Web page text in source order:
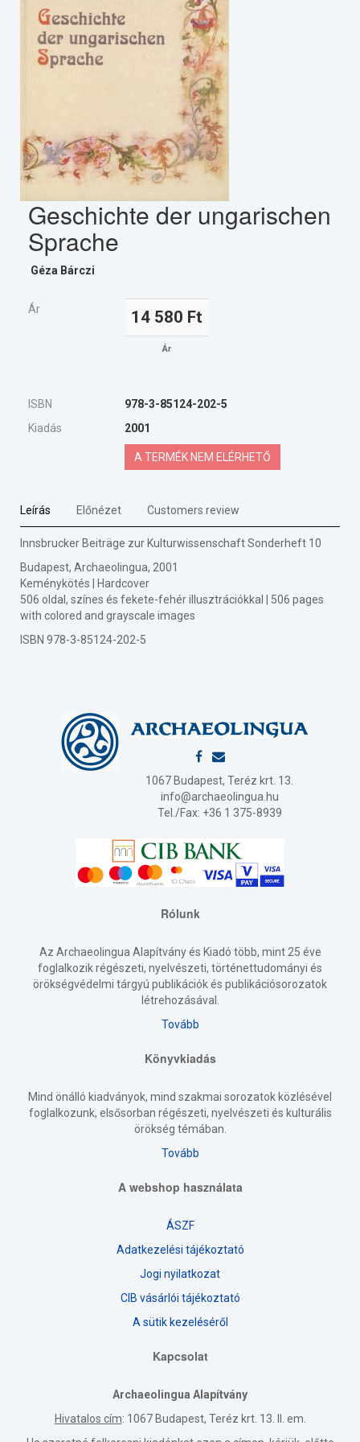
Geschichte der ungarischen
Sprache
Géza Bárczi
Ár 14 580 Ft
Ár
ISBN
978-3-85124-202-5
Kiadás
2001
A TERMÉK NEM ELÉRHETŐ
Leírás Előnézet Customers review
Innsbrucker Beiträge zur Kulturwissenschaft Sonderheft 10
Budapest, Archaeolingua, 2001
Keménykötés | Hardcover
506 oldal, színes és fekete-fehér illusztrációkkal | 506 pages
with colored and grayscale images
ISBN 978-3-85124-202-5
1067 Budapest, Teréz krt. 13.
info@archaeolingua.hu
Tel./Fax: +36 1 375-8939
Rólunk
Az Archaeolingua Alapítvány és Kiadó több, mint 25 éve
foglalkozik régészeti, nyelvészeti, történettudományi és
örökségvédelmi tárgyú publikációk és publikációsorozatok
létrehozásával.
Tovább
Könyvkiadás
Mind önálló kiadványok, mind szakmai sorozatok közlésével
foglalkozunk, elsősorban régészeti, nyelvészeti és kulturális
örökség témában.
Tovább
A webshop használata
ÁSZF
Adatkezelési tájékoztató
Jogi nyilatkozat
CIB vásárlói tájékoztató
A sütik kezeléséről
Kapcsolat
Archaeolingua Alapítvány
Hivatalos cím: 1067 Budapest, Teréz krt. 13. II. em.